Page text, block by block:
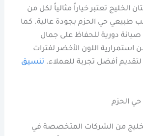
الخليج تعتبر خياراً مثالياً لكل من
طبيعي حي الحزم بجودة عالية. كما
دورية للحفاظ على جمال
اللون الأخضر لفترات
أفضل تجربة للعملاء. تنسيق
الحزم
من الشركات المتخصصة في